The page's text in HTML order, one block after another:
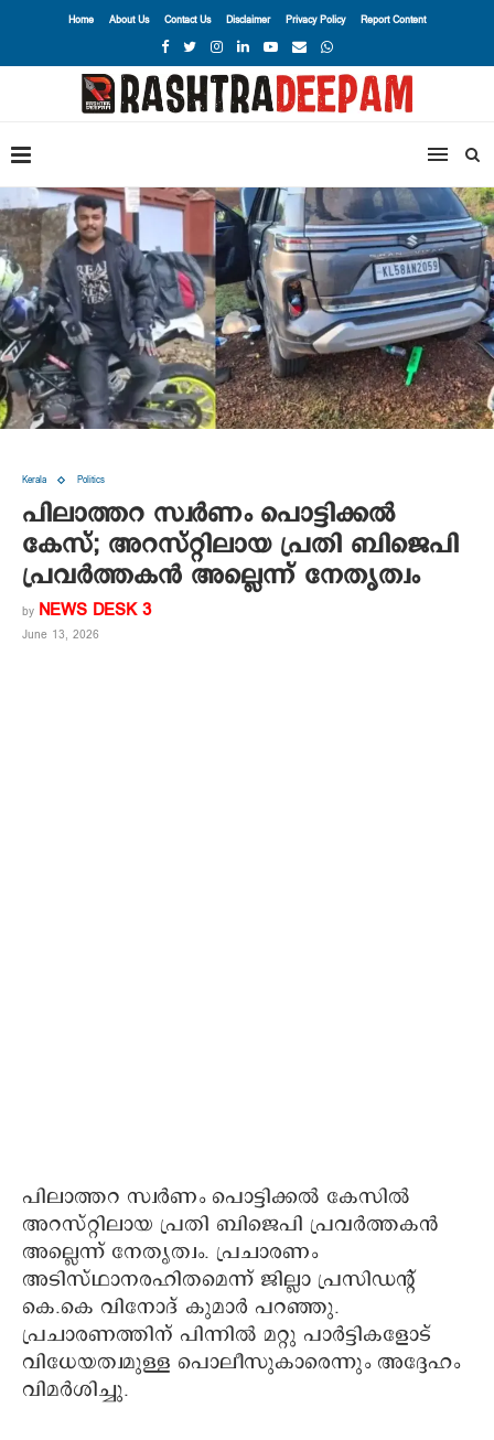
Home About Us Contact Us Disclaimer Privacy Policy Report Content
Kerala Politics
പിലാത്തറ സ്വര്‍ണം പൊട്ടിക്കല്‍
കേസ്; അറസ്റ്റിലായ പ്രതി ബിജെപി
പ്രവര്‍ത്തകന്‍ അല്ലെന്ന് നേതൃത്വം
by NEWS DESK 3
June 13, 2026
പിലാത്തറ സ്വര്‍ണം പൊട്ടിക്കല്‍ കേസിൽ
അറസ്റ്റിലായ പ്രതി ബിജെപി പ്രവര്‍ത്തകന്‍
അല്ലെന്ന് നേതൃത്വം. പ്രചാരണം
അടിസ്ഥാനരഹിതമെന്ന് ജില്ലാ പ്രസിഡന്‍റ്
കെ.കെ വിനോദ് കുമാര്‍ പറഞ്ഞു.
പ്രചാരണത്തിന് പിന്നില്‍ മറ്റു പാര്‍ട്ടികളോട്
വിധേയത്വമുള്ള പൊലീസുകാരെന്നും അദ്ദേഹം
വിമർശിച്ചു.